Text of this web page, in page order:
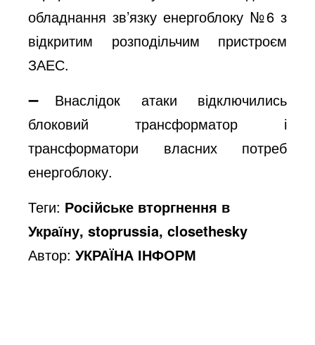
обладнання зв’язку енергоблоку №6 з
відкритим розподільчим пристроєм
ЗАЕС.
➖Внаслідок атаки відключились
блоковий трансформатор і
трансформатори власних потреб
енергоблоку.
Теги: Російське вторгнення в
Україну, stoprussia, closethesky
Автор:УКРАЇНА ІНФОРМ